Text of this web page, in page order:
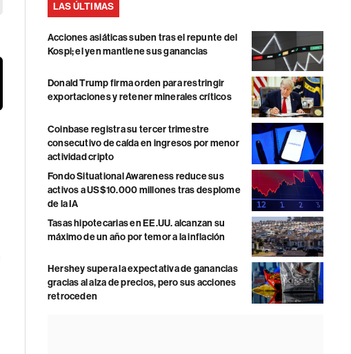
LAS ÚLTIMAS
Acciones asiáticas suben tras el repunte del
Kospi; el yen mantiene sus ganancias
Donald Trump firma orden para restringir
exportaciones y retener minerales críticos
Coinbase registra su tercer trimestre
consecutivo de caída en ingresos por menor
actividad cripto
Fondo Situational Awareness reduce sus
activos a US$10.000 millones tras desplome
de la IA
Tasas hipotecarias en EE.UU. alcanzan su
máximo de un año por temor a la inflación
Hershey supera la expectativa de ganancias
gracias al alza de precios, pero sus acciones
retroceden